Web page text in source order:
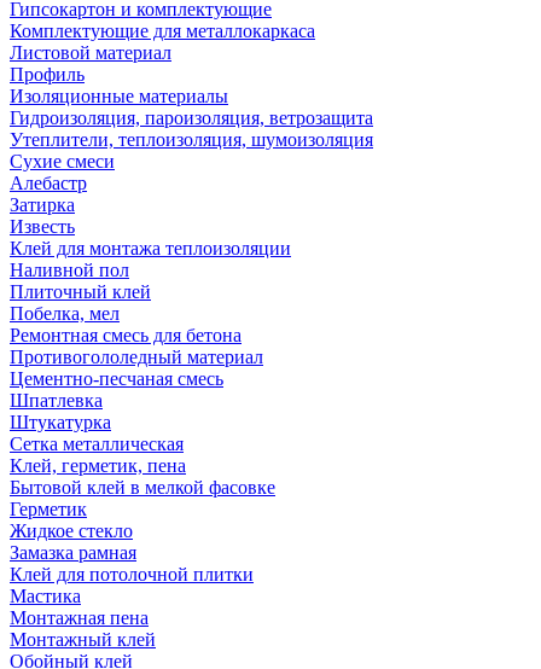
Гипсокартон и комплектующие
Комплектующие для металлокаркаса
Листовой материал
Профиль
Изоляционные материалы
Гидроизоляция, пароизоляция, ветрозащита
Утеплители, теплоизоляция, шумоизоляция
Сухие смеси
Алебастр
Затирка
Известь
Клей для монтажа теплоизоляции
Наливной пол
Плиточный клей
Побелка, мел
Ремонтная смесь для бетона
Противогололедный материал
Цементно-песчаная смесь
Шпатлевка
Штукатурка
Сетка металлическая
Клей, герметик, пена
Бытовой клей в мелкой фасовке
Герметик
Жидкое стекло
Замазка рамная
Клей для потолочной плитки
Мастика
Монтажная пена
Монтажный клей
Обойный клей